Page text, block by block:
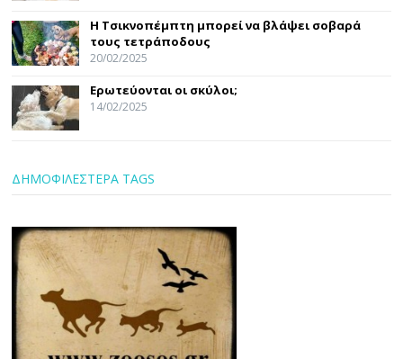
Η Τσικνοπέμπτη μπορεί να βλάψει σοβαρά
τους τετράποδους
20/02/2025
Ερωτεύονται οι σκύλοι;
14/02/2025
ΔΗΜΟΦΙΛΕΣΤΕΡΑ TAGS